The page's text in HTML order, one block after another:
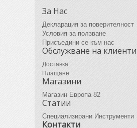
За Нас
Декларация за поверителност
Условия за ползване
Присъедини се към нас
Обслужване на клиенти
Доставка
Плащане
Магазини
Магазин Европа 82
Статии
Специализирани Инструменти
Контакти